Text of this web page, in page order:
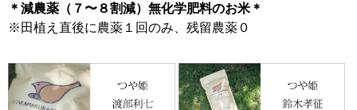
＊減農薬（７〜８割減）無化学肥料のお米＊
※田植え直後に農薬１回のみ、残留農薬０